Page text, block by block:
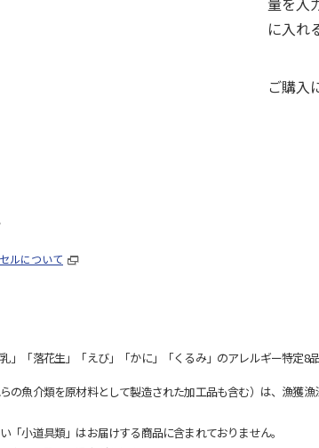
に入れ
ご購入
ルについて
」「落花生」「えび」「かに」「くるみ」のアレルギー特定8
魚介類を原材料として製造された加工品も含む）は、漁獲
小道具類」はお届けする商品に含まれておりません。